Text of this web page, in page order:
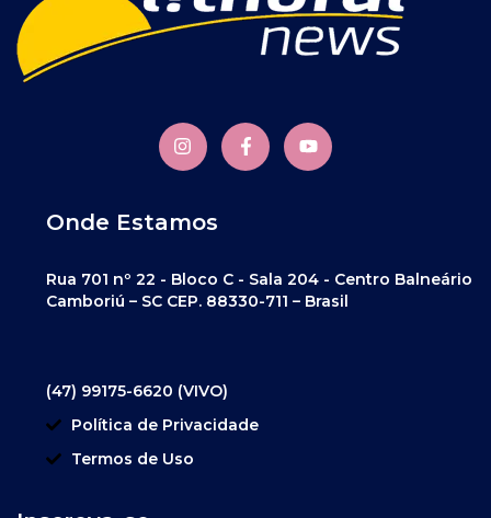
Onde Estamos
Rua 701 nº 22 - Bloco C - Sala 204 - Centro Balneário
Camboriú – SC CEP. 88330-711 – Brasil
(47) 99175-6620 (VIVO)
Política de Privacidade
Termos de Uso